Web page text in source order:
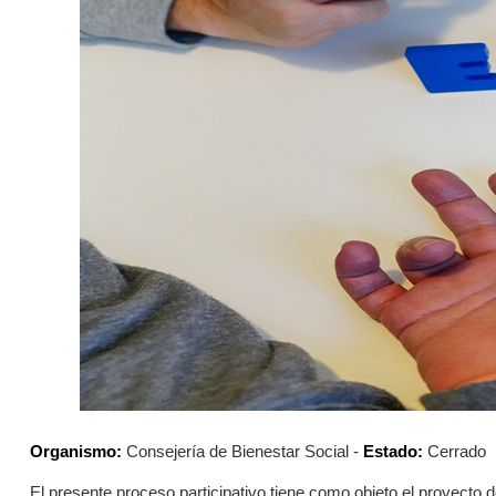
Organismo: Consejería de Bienestar Social - Estado: Cerrado